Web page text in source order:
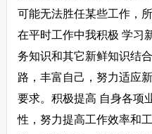
可能无法胜任某些工作，
在平时工作中我积极 学习
务知识和其它新鲜知识结
路，丰富自己，努力适应
要求。积极提高 自身各项
性，努力提高工作效率和